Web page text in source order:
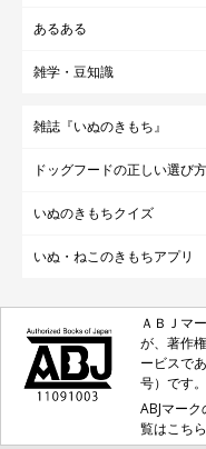
あるある
雑学・豆知識
雑誌『いぬのきもち』
ドッグフードの正しい選び方
いぬのきもちクイズ
いぬ・ねこのきもちアプリ
ＡＢＪマ
が、著作
ービスで
号）です。
ABJマー
覧はこち